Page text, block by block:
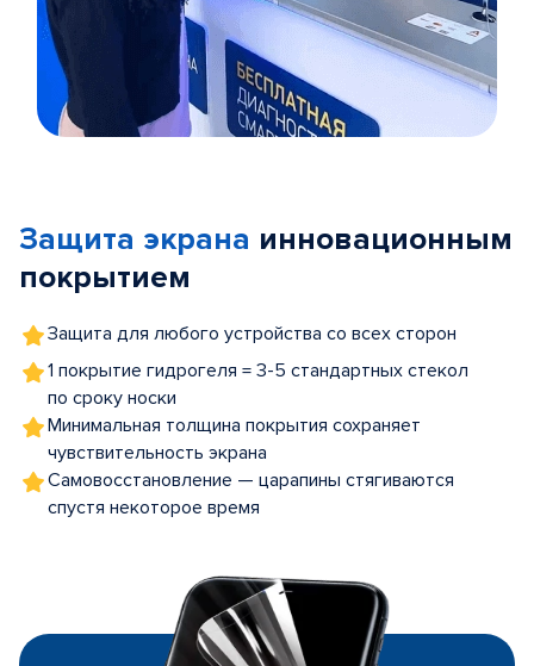
5
Защита экрана инновационным
покрытием
Защита для любого устройства со всех сторон
1 покрытие гидрогеля = 3-5 стандартных стекол
по сроку носки
Минимальная толщина покрытия сохраняет
чувствительность экрана
Самовосстановление — царапины стягиваются
спустя некоторое время